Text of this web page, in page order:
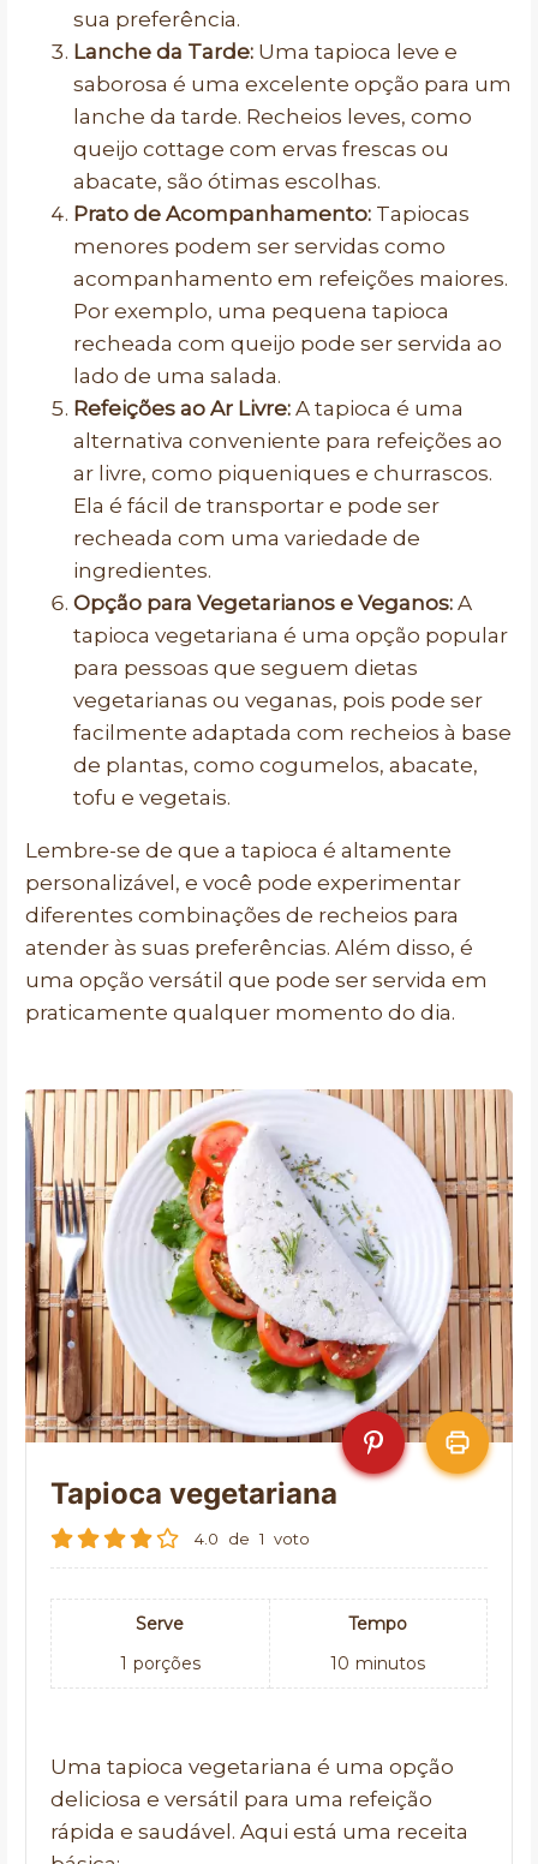
sua preferência.
Lanche da Tarde: Uma tapioca leve e
saborosa é uma excelente opção para um
lanche da tarde. Recheios leves, como
queijo cottage com ervas frescas ou
abacate, são ótimas escolhas.
Prato de Acompanhamento: Tapiocas
menores podem ser servidas como
acompanhamento em refeições maiores.
Por exemplo, uma pequena tapioca
recheada com queijo pode ser servida ao
lado de uma salada.
Refeições ao Ar Livre: A tapioca é uma
alternativa conveniente para refeições ao
ar livre, como piqueniques e churrascos.
Ela é fácil de transportar e pode ser
recheada com uma variedade de
ingredientes.
Opção para Vegetarianos e Veganos: A
tapioca vegetariana é uma opção popular
para pessoas que seguem dietas
vegetarianas ou veganas, pois pode ser
facilmente adaptada com recheios à base
de plantas, como cogumelos, abacate,
tofu e vegetais.
Lembre-se de que a tapioca é altamente
personalizável, e você pode experimentar
diferentes combinações de recheios para
atender às suas preferências. Além disso, é
uma opção versátil que pode ser servida em
praticamente qualquer momento do dia.
Tapioca vegetariana
4.0 de 1 voto
Serve
1 porções
Tempo
10 minutos
Uma tapioca vegetariana é uma opção
deliciosa e versátil para uma refeição
rápida e saudável. Aqui está uma receita